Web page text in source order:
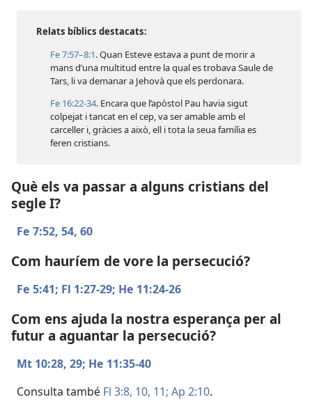
Relats bíblics destacats:
Fe 7:57–8:1. Quan Esteve estava a punt de morir a
mans d’una multitud entre la qual es trobava Saule de
Tars, li va demanar a Jehovà que els perdonara.
Fe 16:22-34. Encara que l’apòstol Pau havia sigut
colpejat i tancat en el cep, va ser amable amb el
carceller i, gràcies a això, ell i tota la seua família es
feren cristians.
Què els va passar a alguns cristians del
segle I?
Fe 7:52, 54, 60
Com hauríem de vore la persecució?
Fe 5:41; Fl 1:27-29; He 11:24-26
Com ens ajuda la nostra esperança per al
futur a aguantar la persecució?
Mt 10:28, 29; He 11:35-40
Consulta també Fl 3:8, 10, 11; Ap 2:10.